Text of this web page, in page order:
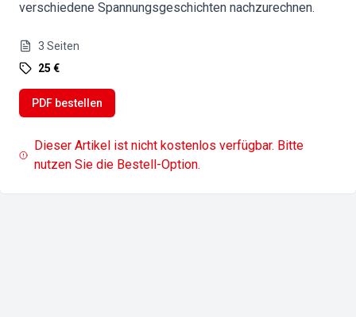
verschiedene Spannungsgeschichten nachzurechnen.
3 Seiten
25 €
PDF bestellen
Dieser Artikel ist nicht kostenlos verfügbar. Bitte
nutzen Sie die Bestell-Option.